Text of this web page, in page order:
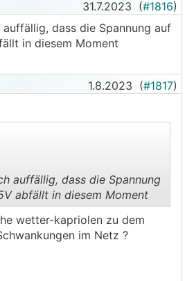
31.7.2023 (#1816)
dass die Spannung auf
in diesem Moment
1.8.2023 (#1817)
..
auffällig, dass die Spannung
abfällt in diesem Moment
wetter-kapriolen zu dem
im Netz ?